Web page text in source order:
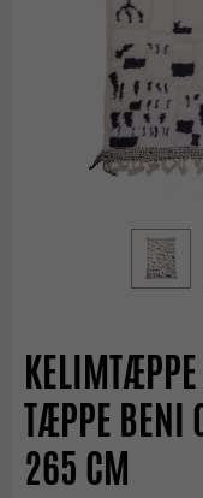
TÆPPE BENI
265 CM